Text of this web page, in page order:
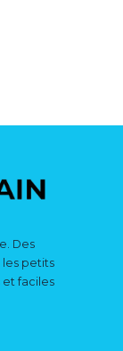
Des
les petits
et faciles